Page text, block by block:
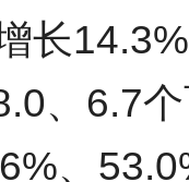
长
、6.7
、